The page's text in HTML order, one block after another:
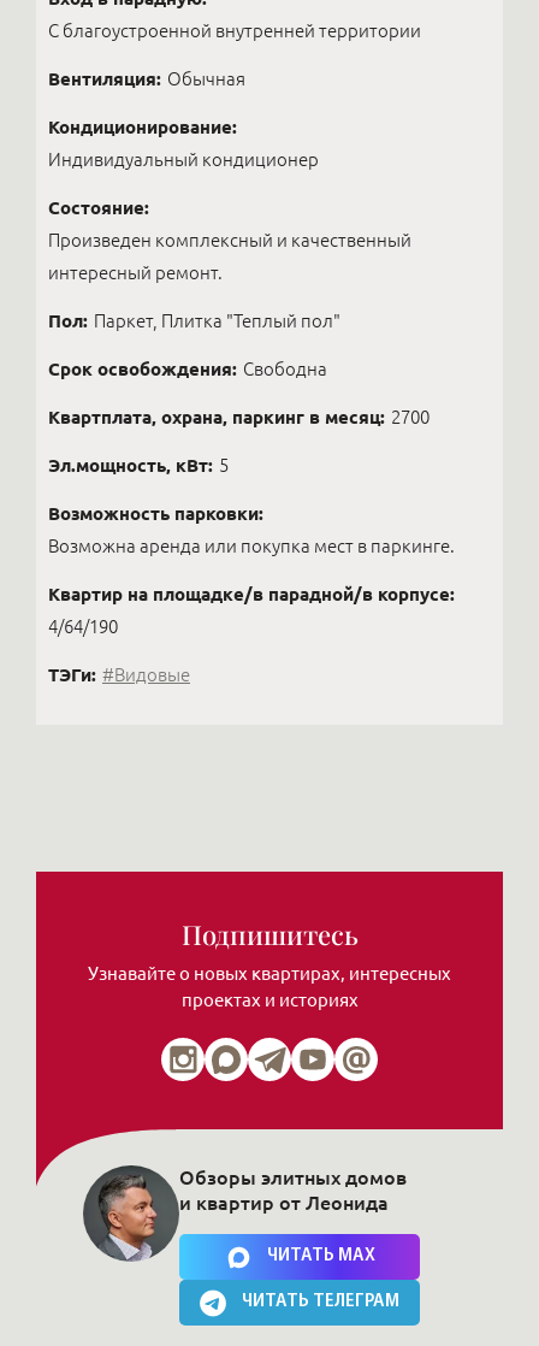
С благоустроенной внутренней территории
Вентиляция: Обычная
Кондиционирование:
Индивидуальный кондиционер
Состояние:
Произведен комплексный и качественный
интересный ремонт.
Пол: Паркет, Плитка "Теплый пол"
Срок освобождения: Свободна
Квартплата, охрана, паркинг в месяц: 2700
Эл.мощность, кВт: 5
Возможность парковки:
Возможна аренда или покупка мест в паркинге.
Квартир на площадке/в парадной/в корпусе:
4/64/190
ТЭГи: #Видовые
Подпишитесь
Узнавайте о новых квартирах, интересных
проектах и историях
Нажимая на кнопку, Вы соглашаетесь c политикой сайта
Обзоры элитных домов
и квартир от Леонида
ЧИТАТЬ MAX
ЧИТАТЬ ТЕЛЕГРАМ